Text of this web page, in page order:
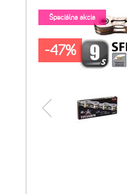
Špeciálna akcia
-47%